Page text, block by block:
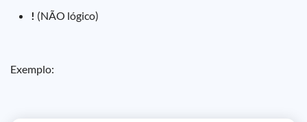
! (NÃO lógico)
Exemplo: